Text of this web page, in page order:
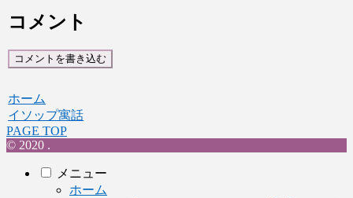
コメント
コメントを書き込む
ホーム
イソップ寓話
PAGE TOP
© 2020 .
メニュー
ホーム